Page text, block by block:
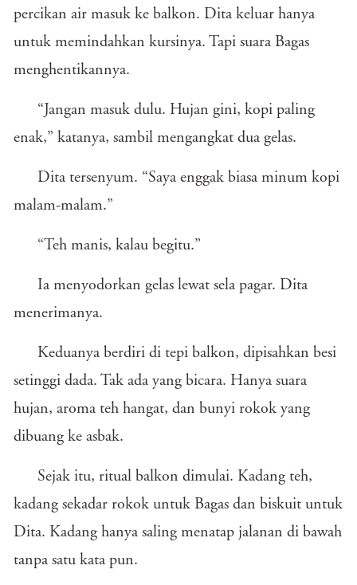
percikan air masuk ke balkon. Dita keluar hanya
untuk memindahkan kursinya. Tapi suara Bagas
menghentikannya.
“Jangan masuk dulu. Hujan gini, kopi paling
enak,” katanya, sambil mengangkat dua gelas.
Dita tersenyum. “Saya enggak biasa minum kopi
malam-malam.”
“Teh manis, kalau begitu.”
Ia menyodorkan gelas lewat sela pagar. Dita
menerimanya.
Keduanya berdiri di tepi balkon, dipisahkan besi
setinggi dada. Tak ada yang bicara. Hanya suara
hujan, aroma teh hangat, dan bunyi rokok yang
dibuang ke asbak.
Sejak itu, ritual balkon dimulai. Kadang teh,
kadang sekadar rokok untuk Bagas dan biskuit untuk
Dita. Kadang hanya saling menatap jalanan di bawah
tanpa satu kata pun.